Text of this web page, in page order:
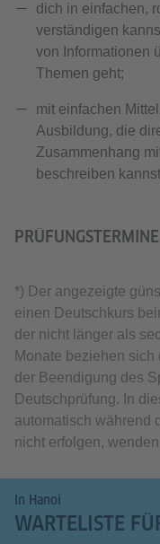
dich in einfachen,
verständigen
von Informationen
Themen geht;
mit einfachen
Ausbildung, die
Zusammenhang
beschreiben
PRÜFUNGSTERMINE
*) Der angezeigte
einen Deutschkurs
der nicht länger als
Monate beziehen
der Beendigung des
Deutschprüfung. In
automatisch während
nicht erfolgen,
In Hanoi
WARTELISTE